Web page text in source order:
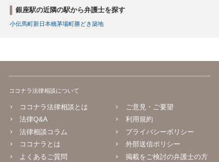
銀座駅の近隣の駅から弁護士を探す
小伝馬町新日本橋茅場町勝どき築地
ココナラ法律相談について
ココナラ法律相談とは
法律Q&A
法律相談コラム
ココナラとは
よくあるご質問
ご意見・ご要望
利用規約
プライバシーポリシー
外部送信ポリシー
掲載をご検討の弁護士の方